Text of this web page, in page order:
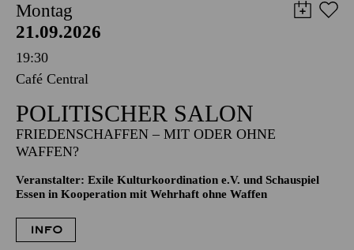
Montag
21.09.2026
19:30
Café Central
POLITISCHER SALON
FRIEDENSCHAFFEN – MIT ODER OHNE
WAFFEN?
Veranstalter: Exile Kulturkoordination e.V. und Schauspiel
Essen in Kooperation mit Wehrhaft ohne Waffen
INFO